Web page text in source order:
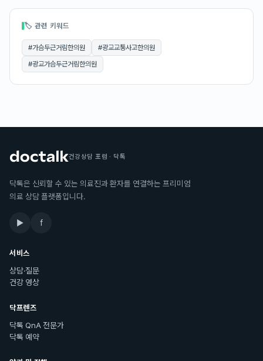
🏷 관련 키워드
#가슴두근거림한의원 #광교교통사고한의원
#광교가슴두근거림한의원
건강상담 포럼 · 닥톡
닥톡은 신뢰할 수 있는 의료진과 환자를 연결하는 프리미엄
의료 상담 플랫폼입니다.
▶ f
서비스
상담·질문
건강 영상
닥프렌즈
닥톡 QnA 전문가
닥톡 예약